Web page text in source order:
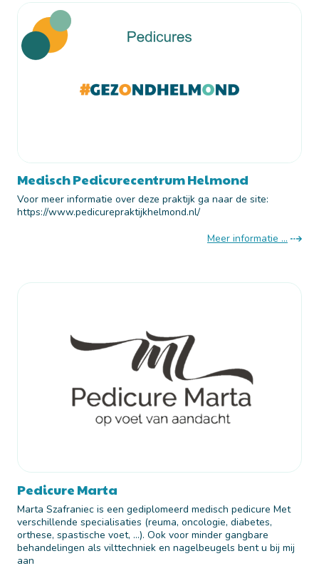
Medisch Pedicurecentrum Helmond
Voor meer informatie over deze praktijk ga naar de site:
https://www.pedicurepraktijkhelmond.nl/
Meer informatie ...
Pedicure Marta
Marta Szafraniec is een gediplomeerd medisch pedicure Met
verschillende specialisaties (reuma, oncologie, diabetes,
orthese, spastische voet, …). Ook voor minder gangbare
behandelingen als vilttechniek en nagelbeugels bent u bij mij
aan